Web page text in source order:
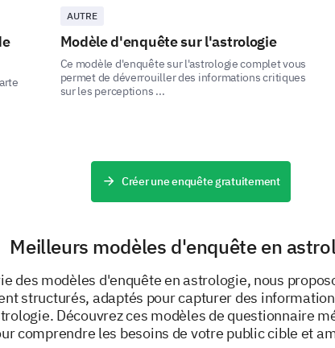
We want to offer the best possible
to us!
AUTRE
Modèle d'enquête sur l'astrologie
Ce modèle d'enquête sur l'astrologie complet vous
permet de déverrouiller des informations critiques
sur les perceptions ...
Créer une enquête gratuitement
Meilleurs modèles d'enquête en
des modèles d'enquête en astrologie, nous
structurés, adaptés pour capturer des
Découvrez ces modèles de questionnaire
comprendre les besoins de votre public cible et